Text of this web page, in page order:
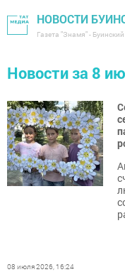
НОВОСТИ
Газета "Знамя" -
Новости за 8
08 июля 2026, 16:24